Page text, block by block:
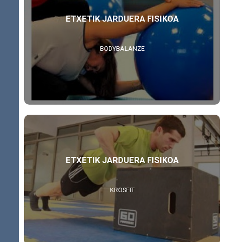
ETXETIK JARDUERA FISIKOA
BODYBALANZE
ETXETIK JARDUERA FISIKOA
KROSFIT